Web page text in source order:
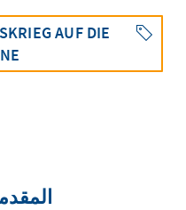
AUF DIE